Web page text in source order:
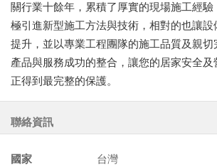
關行業十餘年，累積了厚實的現場施工經
極引進新型施工方法與技術，相對的也讓設
提升，並以專業工程團隊的施工品質及親
產品與服務成功的整合，讓您的居家安全
正得到最完整的保護。
聯絡資訊
國家 台灣